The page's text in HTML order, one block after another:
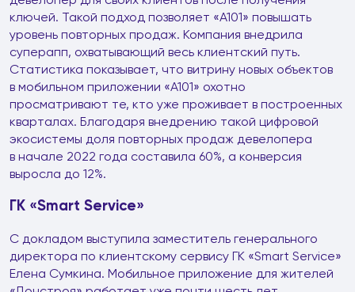
ключей. Такой подход позволяет «А101» повышать
уровень повторных продаж. Компания внедрила
суперапп, охватывающий весь клиентский путь.
Статистика показывает, что витрину новых объектов
в мобильном приложении «А101» охотно
просматривают те, кто уже проживает в построенных
кварталах. Благодаря внедрению такой цифровой
экосистемы доля повторных продаж девелопера
в начале 2022 года составила 60%, а конверсия
выросла до 12%.
ГК «Smart Service»
С докладом выступила заместитель генерального
директора по клиентскому сервису ГК «Smart Service»
Елена Сумкина. Мобильное приложение для жителей